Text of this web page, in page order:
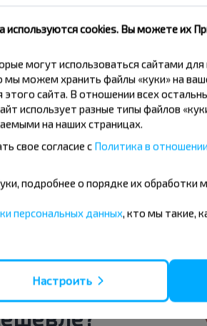
Варшава
Варшава
Каунас
Киев
используются cookies. Вы можете их
могут использоваться сайтами
мы можем хранить файлы «куки» на
сайта. В отношении всех
использует разные типы файлов
на наших страницах.
свое согласие с Политика в
подробнее о порядке их
персональных данных, кто мы такие,
Настроить